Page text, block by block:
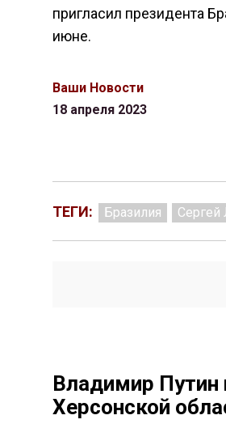
пригласил президента
июне.
Ваши Новости
18 апреля 2023
ТЕГИ: Бразилия Сергей
Владимир Путин
Херсонской